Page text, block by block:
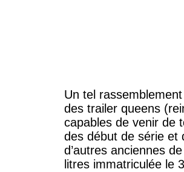
Un tel
des trailer queens
capables de venir de
des début de série et
d’autres anciennes
litres immatriculée le